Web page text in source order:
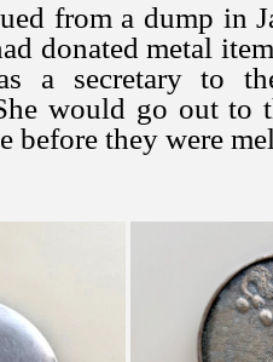
from a dump in
donated metal
a secretary to
would go out to
before they were